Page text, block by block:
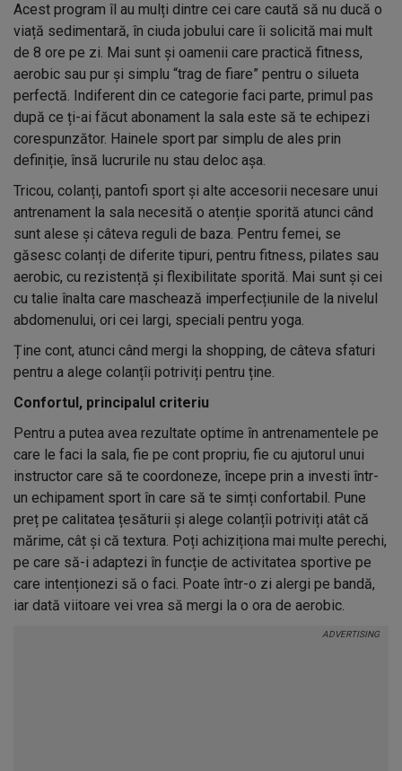
Acest program îl au mulți dintre cei care caută să nu ducă o
viață sedimentară, în ciuda jobului care îi solicită mai mult
de 8 ore pe zi. Mai sunt și oamenii care practică fitness,
aerobic sau pur și simplu “trag de fiare” pentru o silueta
perfectă. Indiferent din ce categorie faci parte, primul pas
după ce ți-ai făcut abonament la sala este să te echipezi
corespunzător. Hainele sport par simplu de ales prin
definiție, însă lucrurile nu stau deloc așa.
Tricou, colanți, pantofi sport și alte accesorii necesare unui
antrenament la sala necesită o atenție sporită atunci când
sunt alese și câteva reguli de baza. Pentru femei, se
găsesc colanți de diferite tipuri, pentru fitness, pilates sau
aerobic, cu rezistență și flexibilitate sporită. Mai sunt și cei
cu talie înalta care maschează imperfecțiunile de la nivelul
abdomenului, ori cei largi, speciali pentru yoga.
Ține cont, atunci când mergi la shopping, de câteva sfaturi
pentru a alege colanțîi potriviți pentru ține.
Confortul, principalul criteriu
Pentru a putea avea rezultate optime în antrenamentele pe
care le faci la sala, fie pe cont propriu, fie cu ajutorul unui
instructor care să te coordoneze, începe prin a investi într-
un echipament sport în care să te simți confortabil. Pune
preț pe calitatea țesăturii și alege colanțîi potriviți atât că
mărime, cât și că textura. Poți achiziționa mai multe perechi,
pe care să-i adaptezi în funcție de activitatea sportive pe
care intenționezi să o faci. Poate într-o zi alergi pe bandă,
iar dată viitoare vei vrea să mergi la o ora de aerobic.